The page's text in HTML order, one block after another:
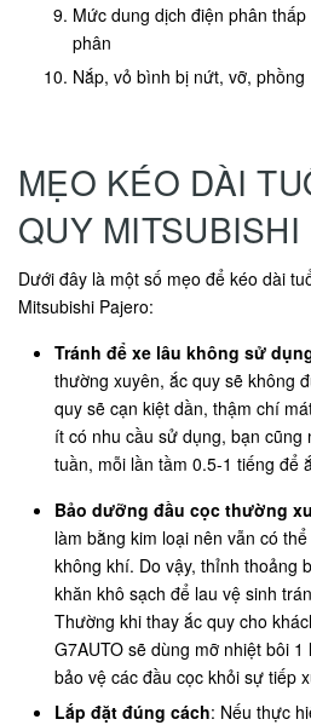
Mức dung dịch điện phân
phân
Nắp, vỏ bình bị nứt, vỡ, phồng
MẸO KÉO DÀI
QUY
Dưới đây là một số mẹo để kéo dài
Mitsubishi Pajero:
Tránh để xe lâu không sử
thường xuyên, ắc quy sẽ không
quy sẽ cạn kiệt dần, thậm chí
ít có nhu cầu sử dụng, bạn
tuần, mỗi lần tầm 0.5-1 tiếng để
Bảo dưỡng đầu cọc thường
làm bằng kim loại nên vẫn có
không khí. Do vậy, thỉnh thoảng
khăn khô sạch để lau vệ sinh
Thường khi thay ắc quy cho
G7AUTO sẽ dùng mỡ nhiệt bôi
bảo vệ các đầu cọc khỏi sự tiếp
Lắp đặt đúng cách: Nếu thực